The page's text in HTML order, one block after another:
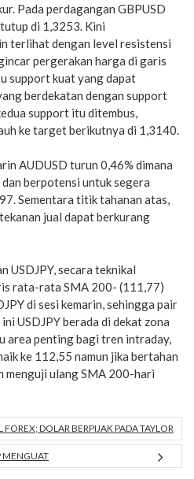
Pada perdagangan GBPUSD
di 1,3253. Kini
terlihat dengan level resistensi
pergerakan harga di garis
support kuat yang dapat
berdekatan dengan support
support itu ditembus,
ke target berikutnya di 1,3140.
AUDUSD turun 0,46% dimana
berpotensi untuk segera
Sementara titik tahanan atas,
jual dapat berkurang
USDJPY, secara teknikal
rata-rata SMA 200- (111,77)
di sesi kemarin, sehingga pair
USDJPY berada di dekat zona
area penting bagi tren intraday,
ke 112,55 namun jika bertahan
menguji ulang SMA 200-hari
DOLAR BERPIJAK PADA TAYLOR
MENGUAT